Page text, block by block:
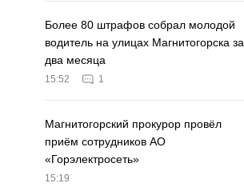
Более 80 штрафов собрал молодой
водитель на улицах Магнитогорска за
два месяца
15:52 1
Магнитогорский прокурор провёл
приём сотрудников АО
«Горэлектросеть»
15:19